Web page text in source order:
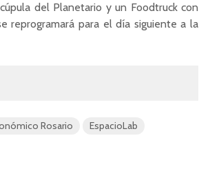
del Planetario y un Foodtruck con
reprogramará para el día siguiente a la
Rosario
EspacioLab